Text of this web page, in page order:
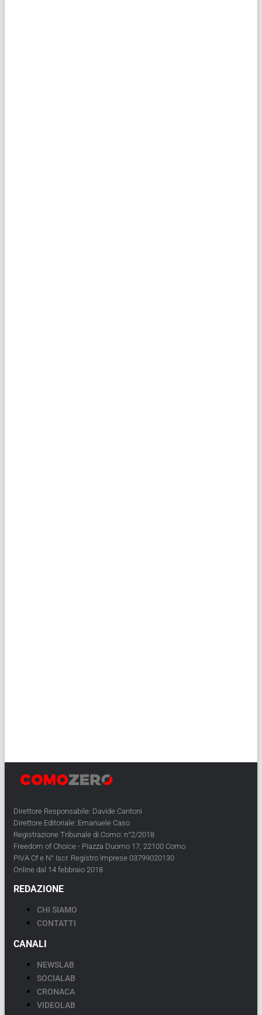
Direttore Responsabile: Davide Cantoni
Direttore Editoriale: Emanuele Caso
Registrazione Tribunale di Como: n°2/2018
Freedom of Choice - Piazza Duomo 17, 22100 Como
PIVA Cf e N° Iscr. Registro Imprese 03799020130
Online dal 14 febbraio 2018
REDAZIONE
CHI SIAMO
CONTATTI
CANALI
NEWSLAB
SOCIALAB
CRONACA
VIDEOLAB